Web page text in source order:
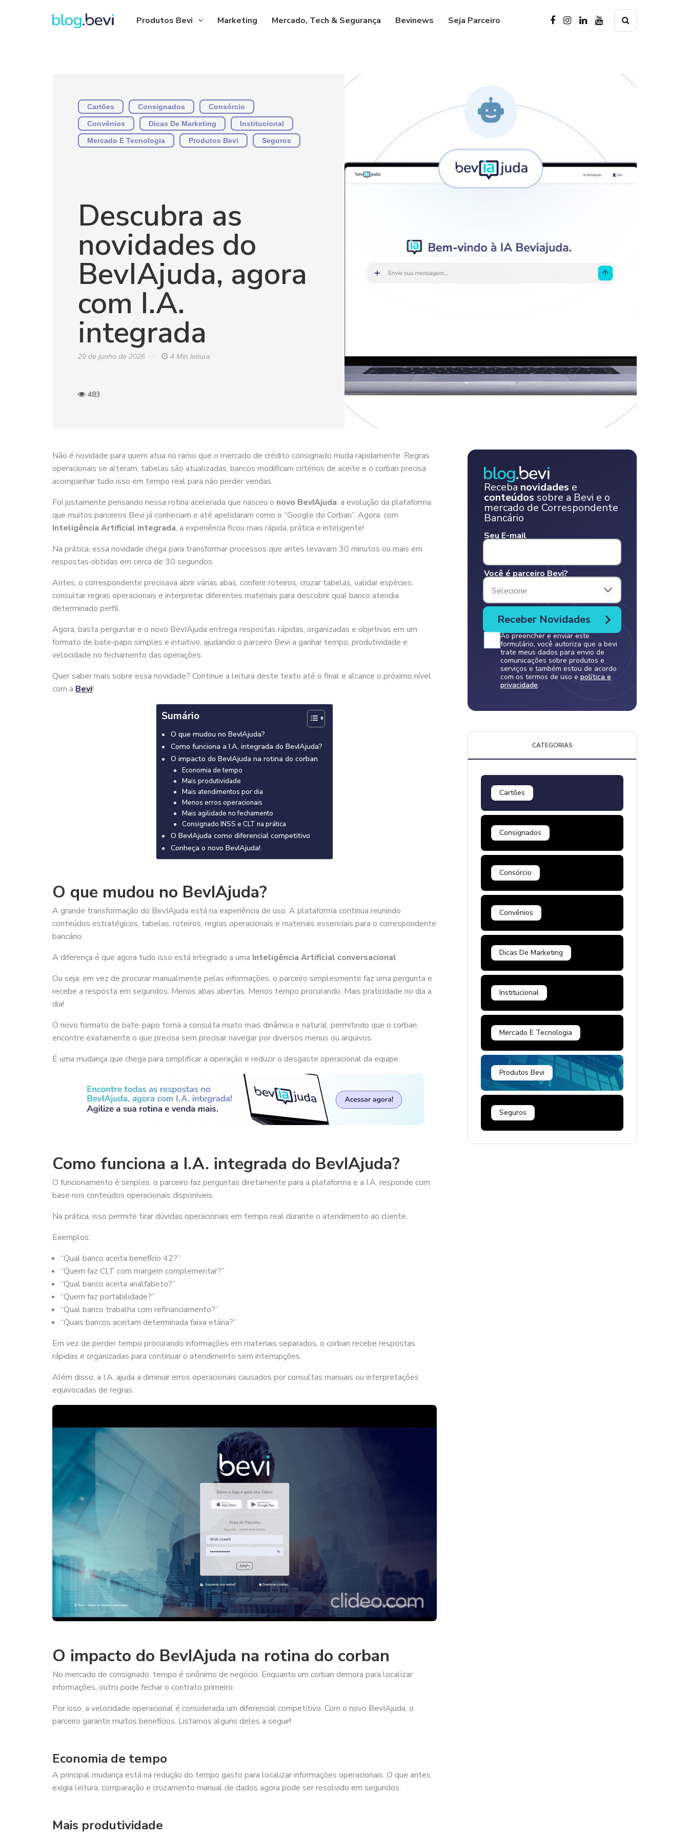
Produtos Bevi Marketing Mercado, Tech & Segurança Bevinews Seja Parceiro
Cartões Consignados Consórcio
Convênios Dicas De Marketing Institucional
Mercado E Tecnologia Produtos Bevi Seguros
Descubra as
novidades do
BevIAjuda, agora
com I.A.
integrada
29 de junho de 2026 4 Min leitura
483
Não é novidade para quem atua no ramo que o mercado de crédito consignado muda rapidamente. Regras
operacionais se alteram, tabelas são atualizadas, bancos modificam critérios de aceite e o corban precisa
acompanhar tudo isso em tempo real para não perder vendas.
Foi justamente pensando nessa rotina acelerada que nasceu o novo BevIAjuda: a evolução da plataforma
que muitos parceiros Bevi já conheciam e até apelidaram como o “Google do Corban”. Agora, com
Inteligência Artificial integrada, a experiência ficou mais rápida, prática e inteligente!
Na prática, essa novidade chega para transformar processos que antes levavam 30 minutos ou mais em
respostas obtidas em cerca de 30 segundos.
Antes, o correspondente precisava abrir várias abas, conferir roteiros, cruzar tabelas, validar espécies,
consultar regras operacionais e interpretar diferentes materiais para descobrir qual banco atendia
determinado perfil.
Agora, basta perguntar e o novo BevIAjuda entrega respostas rápidas, organizadas e objetivas em um
formato de bate-papo simples e intuitivo, ajudando o parceiro Bevi a ganhar tempo, produtividade e
velocidade no fechamento das operações.
Quer saber mais sobre essa novidade? Continue a leitura deste texto até o final e alcance o próximo nível
com a Bevi!
Sumário
O que mudou no BevIAjuda?
Como funciona a I.A. integrada do BevIAjuda?
O impacto do BevIAjuda na rotina do corban
Economia de tempo
Mais produtividade
Mais atendimentos por dia
Menos erros operacionais
Mais agilidade no fechamento
Consignado INSS e CLT na prática
O BevIAjuda como diferencial competitivo
Conheça o novo BevIAjuda!
O que mudou no BevIAjuda?
A grande transformação do BevIAjuda está na experiência de uso. A plataforma continua reunindo
conteúdos estratégicos, tabelas, roteiros, regras operacionais e materiais essenciais para o correspondente
bancário.
A diferença é que agora tudo isso está integrado a uma Inteligência Artificial conversacional.
Ou seja: em vez de procurar manualmente pelas informações, o parceiro simplesmente faz uma pergunta e
recebe a resposta em segundos. Menos abas abertas. Menos tempo procurando. Mais praticidade no dia a
dia!
O novo formato de bate-papo torna a consulta muito mais dinâmica e natural, permitindo que o corban
encontre exatamente o que precisa sem precisar navegar por diversos menus ou arquivos.
É uma mudança que chega para simplificar a operação e reduzir o desgaste operacional da equipe.
Como funciona a I.A. integrada do BevIAjuda?
O funcionamento é simples: o parceiro faz perguntas diretamente para a plataforma e a I.A. responde com
base nos conteúdos operacionais disponíveis.
Na prática, isso permite tirar dúvidas operacionais em tempo real durante o atendimento ao cliente.
Exemplos:
“Qual banco aceita benefício 42?”
“Quem faz CLT com margem complementar?”
“Qual banco aceita analfabeto?”
“Quem faz portabilidade?”
“Qual banco trabalha com refinanciamento?”
“Quais bancos aceitam determinada faixa etária?”
Em vez de perder tempo procurando informações em materiais separados, o corban recebe respostas
rápidas e organizadas para continuar o atendimento sem interrupções.
Além disso, a I.A. ajuda a diminuir erros operacionais causados por consultas manuais ou interpretações
equivocadas de regras.
O impacto do BevIAjuda na rotina do corban
No mercado de consignado, tempo é sinônimo de negócio. Enquanto um corban demora para localizar
informações, outro pode fechar o contrato primeiro.
Por isso, a velocidade operacional é considerada um diferencial competitivo. Com o novo BevIAjuda, o
parceiro garante muitos benefícios. Listamos alguns deles a seguir!
Economia de tempo
A principal mudança está na redução do tempo gasto para localizar informações operacionais. O que antes
exigia leitura, comparação e cruzamento manual de dados agora pode ser resolvido em segundos.
Mais produtividade
Receba novidades e
conteúdos sobre a Bevi e o
mercado de Correspondente
Bancário
Seu E-mail
Você é parceiro Bevi?
Selecione
Ao preencher e enviar este
formulário, você autoriza que a bevi
trate meus dados para envio de
comunicações sobre produtos e
serviços e também estou de acordo
com os termos de uso e política e
privacidade.
CATEGORIAS
Cartões
Consignados
Consórcio
Convênios
Dicas De Marketing
Institucional
Mercado E Tecnologia
Produtos Bevi
Seguros